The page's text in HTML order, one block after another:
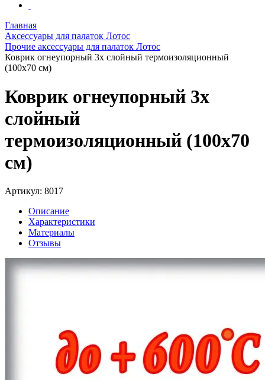
Главная
Аксессуары для палаток Лотос
Прочие аксессуары для палаток Лотос
Коврик огнеупорный 3х слойный термоизоляционный
(100х70 см)
Коврик огнеупорный 3х
слойный
термоизоляционный (100х70
см)
Артикул: 8017
Описание
Характеристики
Материалы
Отзывы